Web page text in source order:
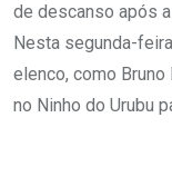
de descanso após
Nesta segunda-
elenco, como
no Ninho do Urubu